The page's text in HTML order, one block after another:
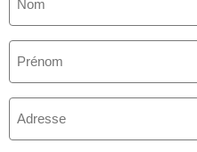
(Nécessaire)
Prénom
(Nécessaire)
Adresse